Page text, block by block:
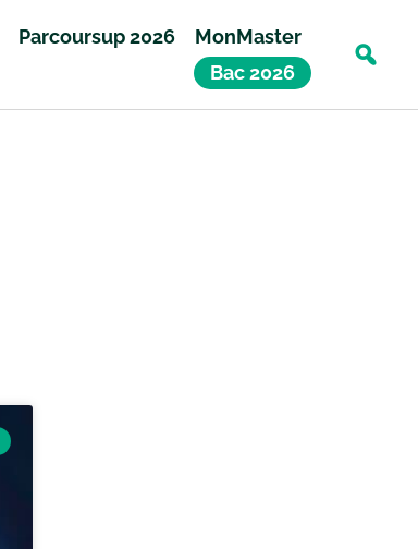
Parcoursup 2026
MonMaster
Bac 2026